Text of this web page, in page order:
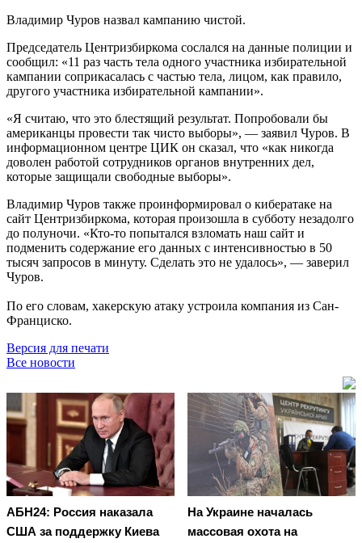
Владимир Чуров назвал кампанию чистой.
Председатель Центризбиркома сослался на данные полиции и
сообщил: «11 раз часть тела одного участника избирательной
кампании соприкасалась с частью тела, лицом, как правило,
другого участника избирательной кампании».
«Я считаю, что это блестящий результат. Попробовали бы
американцы провести так чисто выборы», — заявил Чуров. В
информационном центре ЦИК он сказал, что «как никогда
доволен работой сотрудников органов внутренних дел,
которые защищали свободные выборы».
Владимир Чуров также проинформировал о кибератаке на
сайт Центризбиркома, которая произошла в субботу незадолго
до полуночи. «Кто-то попытался взломать наш сайт и
подменить содержание его данных с интенсивностью в 50
тысяч запросов в минуту. Сделать это не удалось», — заверил
Чуров.
По его словам, хакерскую атаку устроила компания из Сан-
Франциско.
Версия для печати
Все новости
АБН24: Россия наказала
США за поддержку Киева
На Украине началась
массовая охота на